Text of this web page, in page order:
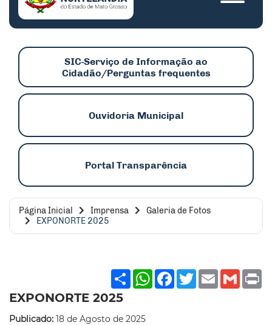
SIC-Serviço de Informação ao
Cidadão/Perguntas frequentes
Ouvidoria Municipal
Portal Transparência
Página Inicial Imprensa
Galeria de Fotos
EXPONORTE 2025
ShareWhatsApp
Facebook
Twitter
Email
EXPONORTE 2025
Publicado: 18 de Agosto de 2025